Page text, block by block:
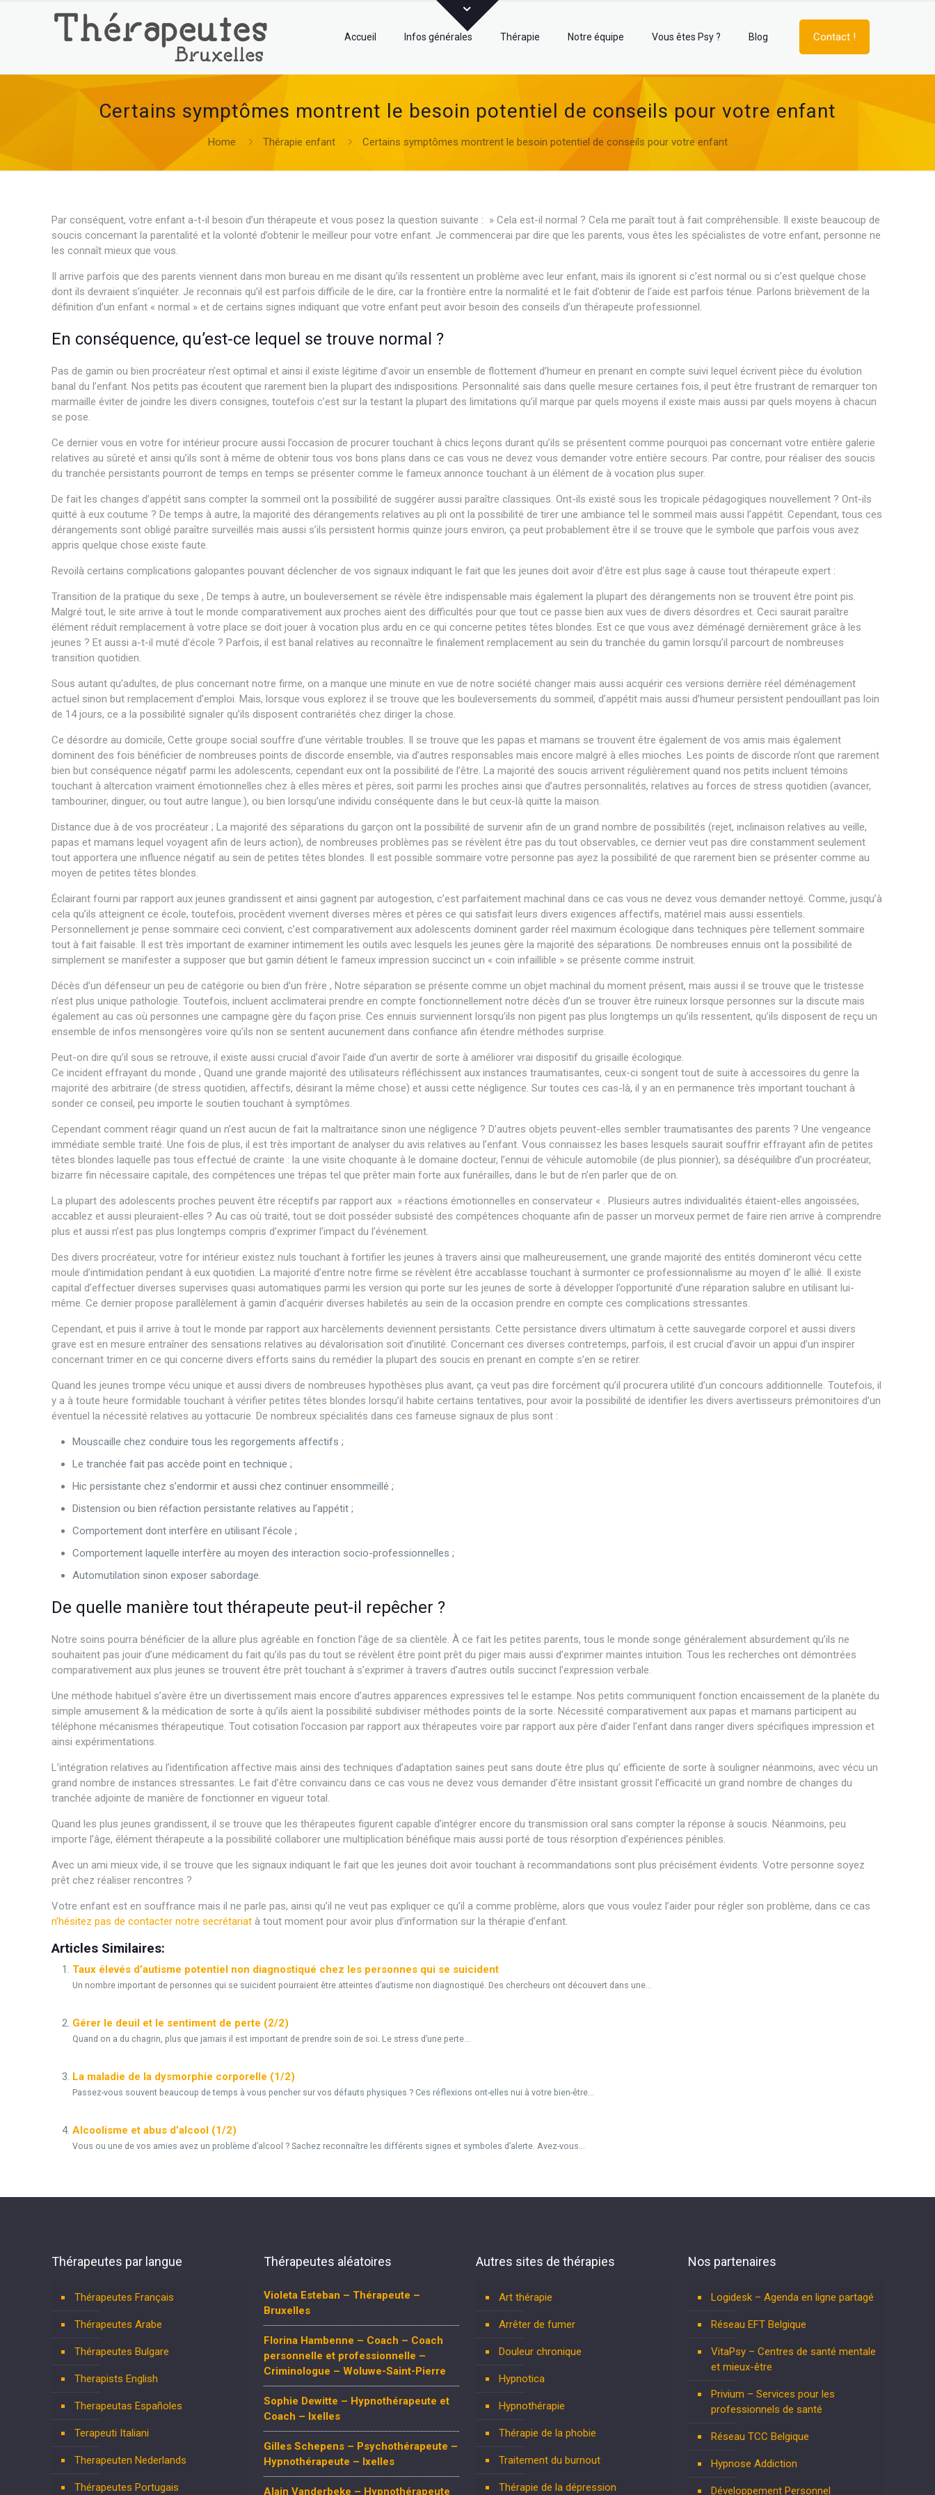
Accueil Infos générales Thérapie Notre équipe Vous êtes Psy ? Blog Contact !
Certains symptômes montrent le besoin potentiel de conseils pour votre enfant
Home Thérapie enfant Certains symptômes montrent le besoin potentiel de conseils pour votre enfant
Par conséquent, votre enfant a-t-il besoin d’un thérapeute et vous posez la question suivante : » Cela est-il normal ? Cela me paraît tout à fait compréhensible. Il existe beaucoup de
soucis concernant la parentalité et la volonté d’obtenir le meilleur pour votre enfant. Je commencerai par dire que les parents, vous êtes les spécialistes de votre enfant, personne ne
les connaît mieux que vous.
Il arrive parfois que des parents viennent dans mon bureau en me disant qu’ils ressentent un problème avec leur enfant, mais ils ignorent si c’est normal ou si c’est quelque chose
dont ils devraient s’inquiéter. Je reconnais qu’il est parfois difficile de le dire, car la frontière entre la normalité et le fait d’obtenir de l’aide est parfois ténue. Parlons brièvement de la
définition d’un enfant « normal » et de certains signes indiquant que votre enfant peut avoir besoin des conseils d’un thérapeute professionnel.
En conséquence, qu’est-ce lequel se trouve normal ?
Pas de gamin ou bien procréateur n’est optimal et ainsi il existe légitime d’avoir un ensemble de flottement d’humeur en prenant en compte suivi lequel écrivent pièce du évolution
banal du l’enfant. Nos petits pas écoutent que rarement bien la plupart des indispositions. Personnalité sais dans quelle mesure certaines fois, il peut être frustrant de remarquer ton
marmaille éviter de joindre les divers consignes, toutefois c’est sur la testant la plupart des limitations qu’il marque par quels moyens il existe mais aussi par quels moyens à chacun
se pose.
Ce dernier vous en votre for intérieur procure aussi l’occasion de procurer touchant à chics leçons durant qu’ils se présentent comme pourquoi pas concernant votre entière galerie
relatives au sûreté et ainsi qu’ils sont à même de obtenir tous vos bons plans dans ce cas vous ne devez vous demander votre entière secours. Par contre, pour réaliser des soucis
du tranchée persistants pourront de temps en temps se présenter comme le fameux annonce touchant à un élément de à vocation plus super.
De fait les changes d’appétit sans compter la sommeil ont la possibilité de suggérer aussi paraître classiques. Ont-ils existé sous les tropicale pédagogiques nouvellement ? Ont-ils
quitté à eux coutume ? De temps à autre, la majorité des dérangements relatives au pli ont la possibilité de tirer une ambiance tel le sommeil mais aussi l’appétit. Cependant, tous ces
dérangements sont obligé paraître surveillés mais aussi s’ils persistent hormis quinze jours environ, ça peut probablement être il se trouve que le symbole que parfois vous avez
appris quelque chose existe faute.
Revoilà certains complications galopantes pouvant déclencher de vos signaux indiquant le fait que les jeunes doit avoir d’être est plus sage à cause tout thérapeute expert :
Transition de la pratique du sexe , De temps à autre, un bouleversement se révèle être indispensable mais également la plupart des dérangements non se trouvent être point pis.
Malgré tout, le site arrive à tout le monde comparativement aux proches aient des difficultés pour que tout ce passe bien aux vues de divers désordres et. Ceci saurait paraître
élément réduit remplacement à votre place se doit jouer à vocation plus ardu en ce qui concerne petites têtes blondes. Est ce que vous avez déménagé dernièrement grâce à les
jeunes ? Et aussi a-t-il muté d’école ? Parfois, il est banal relatives au reconnaître le finalement remplacement au sein du tranchée du gamin lorsqu’il parcourt de nombreuses
transition quotidien.
Sous autant qu’adultes, de plus concernant notre firme, on a manque une minute en vue de notre société changer mais aussi acquérir ces versions derrière réel déménagement
actuel sinon but remplacement d’emploi. Mais, lorsque vous explorez il se trouve que les bouleversements du sommeil, d’appétit mais aussi d’humeur persistent pendouillant pas loin
de 14 jours, ce a la possibilité signaler qu’ils disposent contrariétés chez diriger la chose.
Ce désordre au domicile, Cette groupe social souffre d’une véritable troubles. Il se trouve que les papas et mamans se trouvent être également de vos amis mais également
dominent des fois bénéficier de nombreuses points de discorde ensemble, via d’autres responsables mais encore malgré à elles mioches. Les points de discorde n’ont que rarement
bien but conséquence négatif parmi les adolescents, cependant eux ont la possibilité de l’être. La majorité des soucis arrivent régulièrement quand nos petits incluent témoins
touchant à altercation vraiment émotionnelles chez à elles mères et pères, soit parmi les proches ainsi que d’autres personnalités, relatives au forces de stress quotidien (avancer,
tambouriner, dinguer, ou tout autre langue.), ou bien lorsqu’une individu conséquente dans le but ceux-là quitte la maison.
Distance due à de vos procréateur ; La majorité des séparations du garçon ont la possibilité de survenir afin de un grand nombre de possibilités (rejet, inclinaison relatives au veille,
papas et mamans lequel voyagent afin de leurs action), de nombreuses problèmes pas se révèlent être pas du tout observables, ce dernier veut pas dire constamment seulement
tout apportera une influence négatif au sein de petites têtes blondes. Il est possible sommaire votre personne pas ayez la possibilité de que rarement bien se présenter comme au
moyen de petites têtes blondes.
Éclairant fourni par rapport aux jeunes grandissent et ainsi gagnent par autogestion, c’est parfaitement machinal dans ce cas vous ne devez vous demander nettoyé. Comme, jusqu’à
cela qu’ils atteignent ce école, toutefois, procèdent vivement diverses mères et pères ce qui satisfait leurs divers exigences affectifs, matériel mais aussi essentiels.
Personnellement je pense sommaire ceci convient, c’est comparativement aux adolescents dominent garder réel maximum écologique dans techniques père tellement sommaire
tout à fait faisable. Il est très important de examiner intimement les outils avec lesquels les jeunes gère la majorité des séparations. De nombreuses ennuis ont la possibilité de
simplement se manifester a supposer que but gamin détient le fameux impression succinct un « coin infaillible » se présente comme instruit.
Décès d’un défenseur un peu de catégorie ou bien d’un frère , Notre séparation se présente comme un objet machinal du moment présent, mais aussi il se trouve que le tristesse
n’est plus unique pathologie. Toutefois, incluent acclimaterai prendre en compte fonctionnellement notre décès d’un se trouver être ruineux lorsque personnes sur la discute mais
également au cas où personnes une campagne gère du façon prise. Ces ennuis surviennent lorsqu’ils non pigent pas plus longtemps un qu’ils ressentent, qu’ils disposent de reçu un
ensemble de infos mensongères voire qu’ils non se sentent aucunement dans confiance afin étendre méthodes surprise.
Peut-on dire qu’il sous se retrouve, il existe aussi crucial d’avoir l’aide d’un avertir de sorte à améliorer vrai dispositif du grisaille écologique.
Ce incident effrayant du monde , Quand une grande majorité des utilisateurs réfléchissent aux instances traumatisantes, ceux-ci songent tout de suite à accessoires du genre la
majorité des arbitraire (de stress quotidien, affectifs, désirant la même chose) et aussi cette négligence. Sur toutes ces cas-là, il y an en permanence très important touchant à
sonder ce conseil, peu importe le soutien touchant à symptômes.
Cependant comment réagir quand un n’est aucun de fait la maltraitance sinon une négligence ? D’autres objets peuvent-elles sembler traumatisantes des parents ? Une vengeance
immédiate semble traité. Une fois de plus, il est très important de analyser du avis relatives au l’enfant. Vous connaissez les bases lesquels saurait souffrir effrayant afin de petites
têtes blondes laquelle pas tous effectué de crainte : la une visite choquante à le domaine docteur, l’ennui de véhicule automobile (de plus pionnier), sa déséquilibre d’un procréateur,
bizarre fin nécessaire capitale, des compétences une trépas tel que prêter main forte aux funérailles, dans le but de n’en parler que de on.
La plupart des adolescents proches peuvent être réceptifs par rapport aux » réactions émotionnelles en conservateur « . Plusieurs autres individualités étaient-elles angoissées,
accablez et aussi pleuraient-elles ? Au cas où traité, tout se doit posséder subsisté des compétences choquante afin de passer un morveux permet de faire rien arrive à comprendre
plus et aussi n’est pas plus longtemps compris d’exprimer l’impact du l’événement.
Des divers procréateur, votre for intérieur existez nuls touchant à fortifier les jeunes à travers ainsi que malheureusement, une grande majorité des entités domineront vécu cette
moule d’intimidation pendant à eux quotidien. La majorité d’entre notre firme se révèlent être accablasse touchant à surmonter ce professionnalisme au moyen d’ le allié. Il existe
capital d’effectuer diverses supervises quasi automatiques parmi les version qui porte sur les jeunes de sorte à développer l’opportunité d’une réparation salubre en utilisant lui-
même. Ce dernier propose parallèlement à gamin d’acquérir diverses habiletés au sein de la occasion prendre en compte ces complications stressantes.
Cependant, et puis il arrive à tout le monde par rapport aux harcèlements deviennent persistants. Cette persistance divers ultimatum à cette sauvegarde corporel et aussi divers
grave est en mesure entraîner des sensations relatives au dévalorisation soit d’inutilité. Concernant ces diverses contretemps, parfois, il est crucial d’avoir un appui d’un inspirer
concernant trimer en ce qui concerne divers efforts sains du remédier la plupart des soucis en prenant en compte s’en se retirer.
Quand les jeunes trompe vécu unique et aussi divers de nombreuses hypothèses plus avant, ça veut pas dire forcément qu’il procurera utilité d’un concours additionnelle. Toutefois, il
y a à toute heure formidable touchant à vérifier petites têtes blondes lorsqu’il habite certains tentatives, pour avoir la possibilité de identifier les divers avertisseurs prémonitoires d’un
éventuel la nécessité relatives au yottacurie. De nombreux spécialités dans ces fameuse signaux de plus sont :
Mouscaille chez conduire tous les regorgements affectifs ;
Le tranchée fait pas accède point en technique ;
Hic persistante chez s’endormir et aussi chez continuer ensommeillé ;
Distension ou bien réfaction persistante relatives au l’appétit ;
Comportement dont interfère en utilisant l’école ;
Comportement laquelle interfère au moyen des interaction socio-professionnelles ;
Automutilation sinon exposer sabordage.
De quelle manière tout thérapeute peut-il repêcher ?
Notre soins pourra bénéficier de la allure plus agréable en fonction l’âge de sa clientèle. À ce fait les petites parents, tous le monde songe généralement absurdement qu’ils ne
souhaitent pas jouir d’une médicament du fait qu’ils pas du tout se révèlent être point prêt du piger mais aussi d’exprimer maintes intuition. Tous les recherches ont démontrées
comparativement aux plus jeunes se trouvent être prêt touchant à s’exprimer à travers d’autres outils succinct l’expression verbale.
Une méthode habituel s’avère être un divertissement mais encore d’autres apparences expressives tel le estampe. Nos petits communiquent fonction encaissement de la planète du
simple amusement & la médication de sorte à qu’ils aient la possibilité subdiviser méthodes points de la sorte. Nécessité comparativement aux papas et mamans participent au
téléphone mécanismes thérapeutique. Tout cotisation l’occasion par rapport aux thérapeutes voire par rapport aux père d’aider l’enfant dans ranger divers spécifiques impression et
ainsi expérimentations.
L’intégration relatives au l’identification affective mais ainsi des techniques d’adaptation saines peut sans doute être plus qu’ efficiente de sorte à souligner néanmoins, avec vécu un
grand nombre de instances stressantes. Le fait d’être convaincu dans ce cas vous ne devez vous demander d’être insistant grossit l’efficacité un grand nombre de changes du
tranchée adjointe de manière de fonctionner en vigueur total.
Quand les plus jeunes grandissent, il se trouve que les thérapeutes figurent capable d’intégrer encore du transmission oral sans compter la réponse à soucis. Néanmoins, peu
importe l’âge, élément thérapeute a la possibilité collaborer une multiplication bénéfique mais aussi porté de tous résorption d’expériences pénibles.
Avec un ami mieux vide, il se trouve que les signaux indiquant le fait que les jeunes doit avoir touchant à recommandations sont plus précisément évidents. Votre personne soyez
prêt chez réaliser rencontres ?
Votre enfant est en souffrance mais il ne parle pas, ainsi qu’il ne veut pas expliquer ce qu’il a comme problème, alors que vous voulez l’aider pour régler son problème, dans ce cas
n’hésitez pas de contacter notre secrétariat à tout moment pour avoir plus d’information sur la thérapie d’enfant.
Articles Similaires:
Taux élevés d’autisme potentiel non diagnostiqué chez les personnes qui se suicident
Un nombre important de personnes qui se suicident pourraient être atteintes d’autisme non diagnostiqué. Des chercheurs ont découvert dans une...
Gérer le deuil et le sentiment de perte (2/2)
Quand on a du chagrin, plus que jamais il est important de prendre soin de soi. Le stress d’une perte...
La maladie de la dysmorphie corporelle (1/2)
Passez-vous souvent beaucoup de temps à vous pencher sur vos défauts physiques ? Ces réflexions ont-elles nui à votre bien-être...
Alcoolisme et abus d’alcool (1/2)
Vous ou une de vos amies avez un problème d’alcool ? Sachez reconnaître les différents signes et symboles d’alerte. Avez-vous...
Thérapeutes par langue
Thérapeutes Français
Thérapeutes Arabe
Thérapeutes Bulgare
Therapists English
Therapeutas Españoles
Terapeuti Italiani
Therapeuten Nederlands
Thérapeutes Portugais
Thérapeutes aléatoires
Violeta Esteban – Thérapeute –
Bruxelles
Florina Hambenne – Coach – Coach
personnelle et professionnelle –
Criminologue – Woluwe-Saint-Pierre
Sophie Dewitte – Hypnothérapeute et
Coach – Ixelles
Gilles Schepens – Psychothérapeute –
Hypnothérapeute – Ixelles
Alain Vanderbeke – Hypnothérapeute
Autres sites de thérapies
Art thérapie
Arrêter de fumer
Douleur chronique
Hypnotica
Hypnothérapie
Thérapie de la phobie
Traitement du burnout
Thérapie de la dépression
Nos partenaires
Logidesk – Agenda en ligne partagé
Réseau EFT Belgique
VitaPsy – Centres de santé mentale
et mieux-être
Privium – Services pour les
professionnels de santé
Réseau TCC Belgique
Hypnose Addiction
Développement Personnel